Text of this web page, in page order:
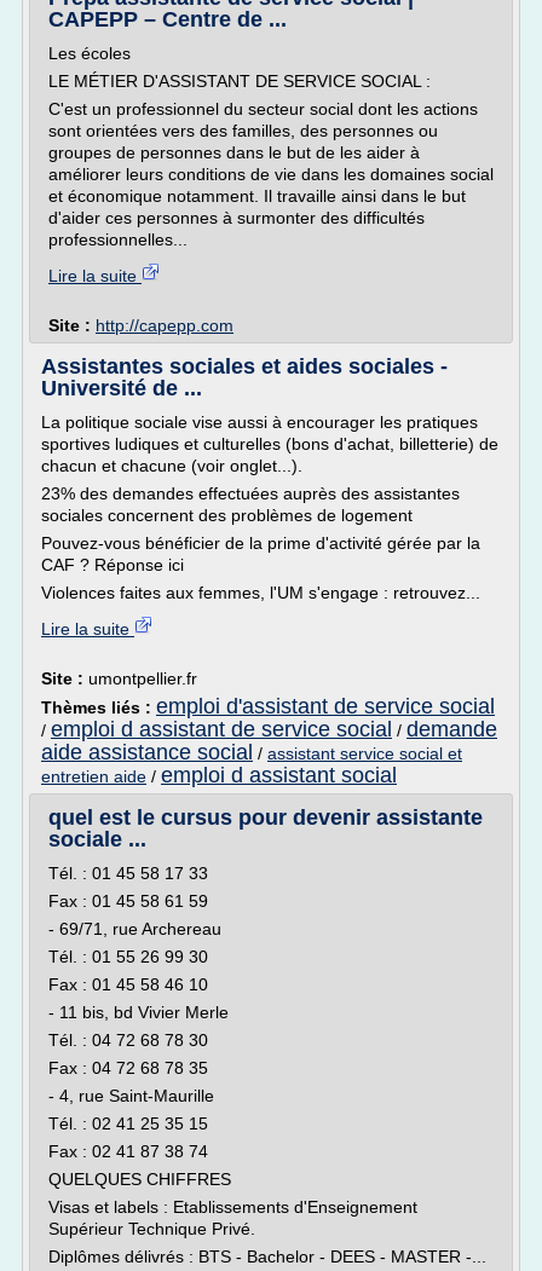
CAPEPP – Centre de ...
Les écoles
LE MÉTIER D'ASSISTANT DE SERVICE SOCIAL :
C'est un professionnel du secteur social dont les actions
sont orientées vers des familles, des personnes ou
groupes de personnes dans le but de les aider à
améliorer leurs conditions de vie dans les domaines social
et économique notamment. Il travaille ainsi dans le but
d'aider ces personnes à surmonter des difficultés
professionnelles...
Lire la suite
Site : http://capepp.com
Assistantes sociales et aides sociales -
Université de ...
La politique sociale vise aussi à encourager les pratiques
sportives ludiques et culturelles (bons d'achat, billetterie) de
chacun et chacune (voir onglet...).
23% des demandes effectuées auprès des assistantes
sociales concernent des problèmes de logement
Pouvez-vous bénéficier de la prime d'activité gérée par la
CAF ? Réponse ici
Violences faites aux femmes, l'UM s'engage : retrouvez...
Lire la suite
Site : umontpellier.fr
Thèmes liés : emploi d'assistant de service social
/ emploi d assistant de service social / demande
aide assistance social / assistant service social et
entretien aide / emploi d assistant social
quel est le cursus pour devenir assistante
sociale ...
Tél. : 01 45 58 17 33
Fax : 01 45 58 61 59
- 69/71, rue Archereau
Tél. : 01 55 26 99 30
Fax : 01 45 58 46 10
- 11 bis, bd Vivier Merle
Tél. : 04 72 68 78 30
Fax : 04 72 68 78 35
- 4, rue Saint-Maurille
Tél. : 02 41 25 35 15
Fax : 02 41 87 38 74
QUELQUES CHIFFRES
Visas et labels : Etablissements d'Enseignement
Supérieur Technique Privé.
Diplômes délivrés : BTS - Bachelor - DEES - MASTER -...